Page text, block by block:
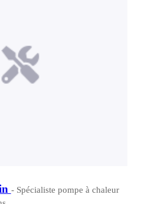
- Spécialiste pompe à chaleur